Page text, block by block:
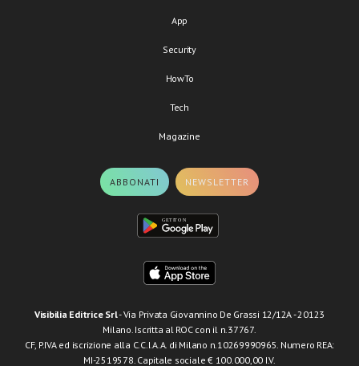
App
Security
HowTo
Tech
Magazine
ABBONATI NEWSLETTER
Visibilia Editrice Srl- Via Privata Giovannino De Grassi 12/12A - 20123
Milano. Iscritta al ROC con il n.37767.
CF, P.IVA ed iscrizione alla C.C.I.A.A. di Milano n.10269990965. Numero REA:
MI-2519578. Capitale sociale € 100.000,00 I.V.